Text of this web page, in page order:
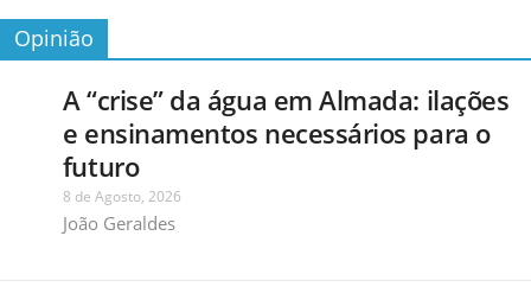
Opinião
A “crise” da água em Almada: ilações
e ensinamentos necessários para o
futuro
8 de Agosto, 2026
João Geraldes